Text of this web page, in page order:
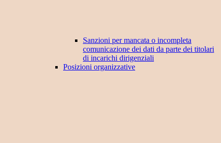
Sanzioni per mancata o incompleta
comunicazione dei dati da parte dei titolari
di incarichi dirigenziali
Posizioni organizzative